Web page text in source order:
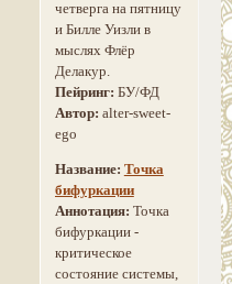
четверга на пятницу
и Билле Уизли в
мыслях Флёр
Делакур.
Пейринг: БУ/ФД
Автор: alter-sweet-
ego
Название: Точка
бифуркации
Аннотация: Точка
бифуркации -
критическое
состояние системы,